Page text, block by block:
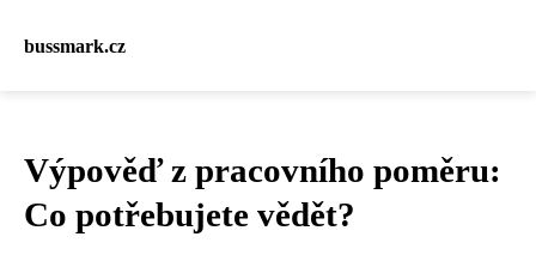
bussmark.cz
Výpověď z pracovního poměru:
Co potřebujete vědět?